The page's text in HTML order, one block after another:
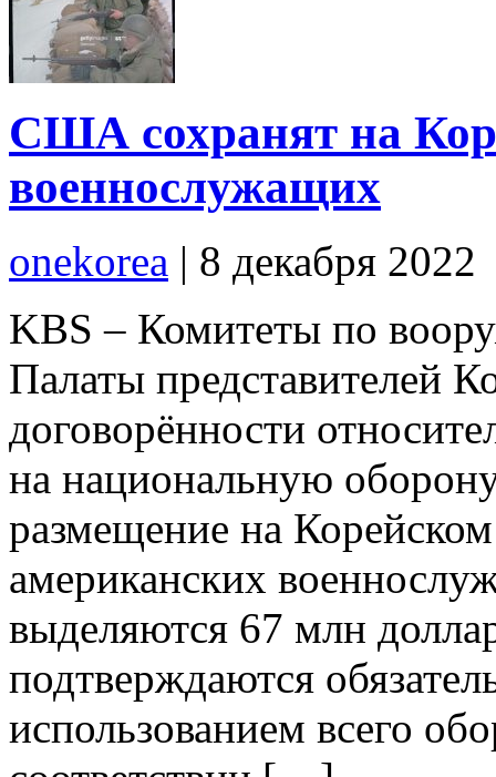
США сохранят на
военнослужащих
onekorea | 8 декабря 2022
KBS – Комитеты по
Палаты представителей
договорённости
на национальную
размещение на
американских
выделяются 67 млн
подтверждаются
использованием всего